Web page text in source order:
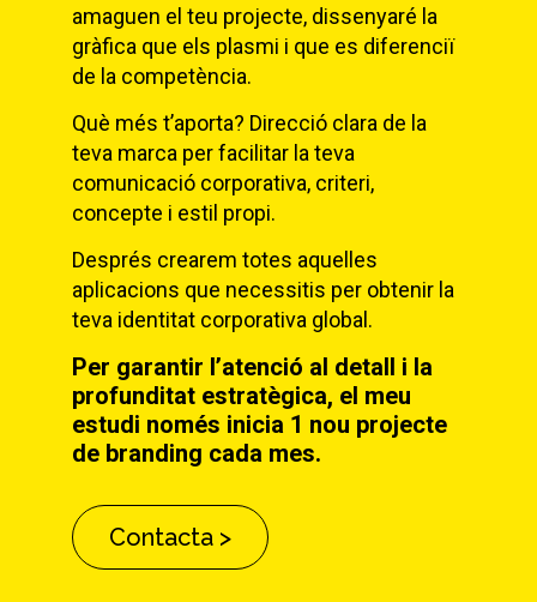
amaguen el teu projecte, dissenyaré la
gràfica que els plasmi i que es diferenciï
de la competència.
Què més t’aporta? Direcció clara de la
teva marca per facilitar la teva
comunicació corporativa, criteri,
concepte i estil propi.
Després crearem totes aquelles
aplicacions que necessitis per obtenir la
teva identitat corporativa global.
Per garantir l’atenció al detall i la
profunditat estratègica, el meu
estudi només inicia 1 nou projecte
de branding cada mes.
Contacta >